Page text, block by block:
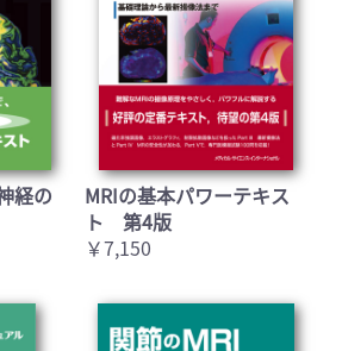
経の
MRIの基本パワーテキス
ト 第4版
￥7,150